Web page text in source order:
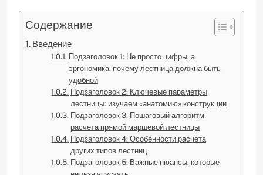
Содержание
Введение
Подзаголовок 1: Не просто цифры, а
эргономика: почему лестница должна быть
удобной
Подзаголовок 2: Ключевые параметры
лестницы: изучаем «анатомию» конструкции
Подзаголовок 3: Пошаговый алгоритм
расчета прямой маршевой лестницы
Подзаголовок 4: Особенности расчета
других типов лестниц
Подзаголовок 5: Важные нюансы, которые